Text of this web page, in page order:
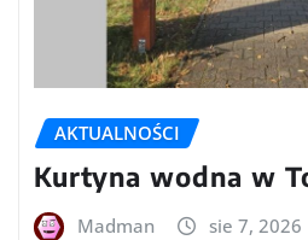
AKTUALNOŚCI
Kurtyna wodna w
Madman sie 7, 2026